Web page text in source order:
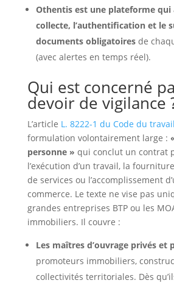
Othentis est une plateforme qui
collecte, l’authentification et le
documents obligatoiresde
(avec alertes en temps réel).
Qui est concerné
devoir de vigilance
L’article L. 8222-1 du Code du travail
formulation volontairement large :
personne » qui conclut un contrat
l’exécution d’un travail, la
de services ou l’accomplissement
commerce. Le texte ne vise pas
grandes entreprises BTP ou les
immobiliers. Il couvre :
Les maîtres d’ouvrage privés et
promoteurs immobiliers,
collectivités territoriales. Dès